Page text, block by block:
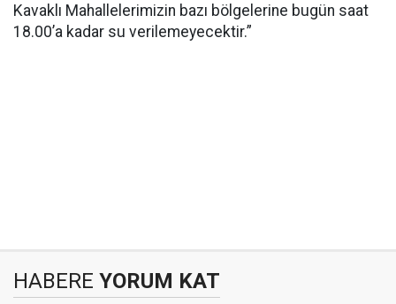
Kavaklı Mahallelerimizin bazı bölgelerine bugün saat
18.00’a kadar su verilemeyecektir.”
HABERE YORUM KAT